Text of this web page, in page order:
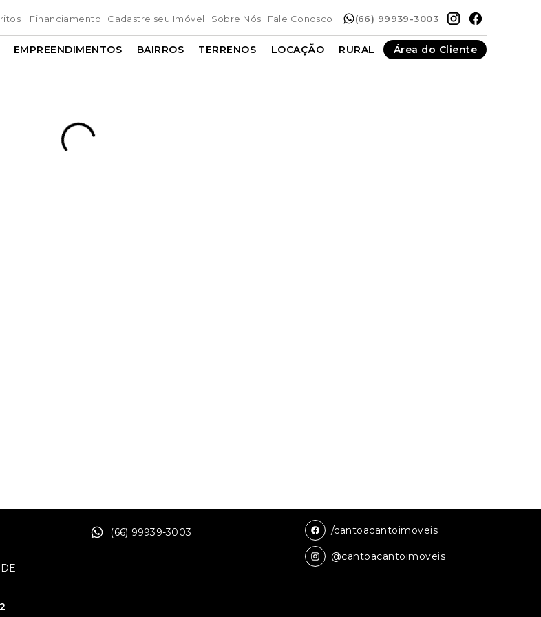
Financiamento Cadastre seu Imóvel Sobre Nós Fale Conosco (66) 99939-3003
EMPREENDIMENTOS BAIRROS TERRENOS LOCAÇÃO RURAL Área do Cliente
(66) 99939-3003 /cantoacantoimoveis
@cantoacantoimoveis